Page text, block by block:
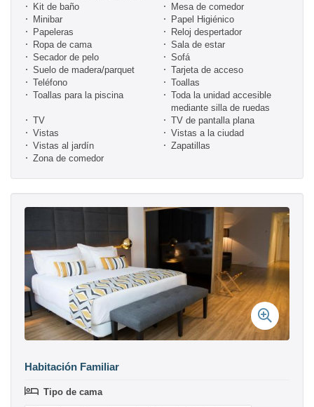
Kit de baño
Mesa de comedor
Minibar
Papel Higiénico
Papeleras
Reloj despertador
Ropa de cama
Sala de estar
Secador de pelo
Sofá
Suelo de madera/parquet
Tarjeta de acceso
Teléfono
Toallas
Toallas para la piscina
Toda la unidad accesible
mediante silla de ruedas
TV
TV de pantalla plana
Vistas
Vistas a la ciudad
Vistas al jardín
Zapatillas
Zona de comedor
Habitación Familiar
Tipo de cama